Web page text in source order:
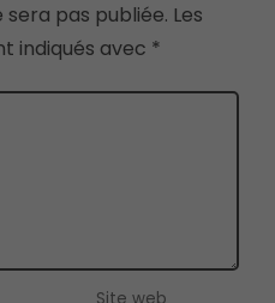
pas publiée. Les
indiqués avec *